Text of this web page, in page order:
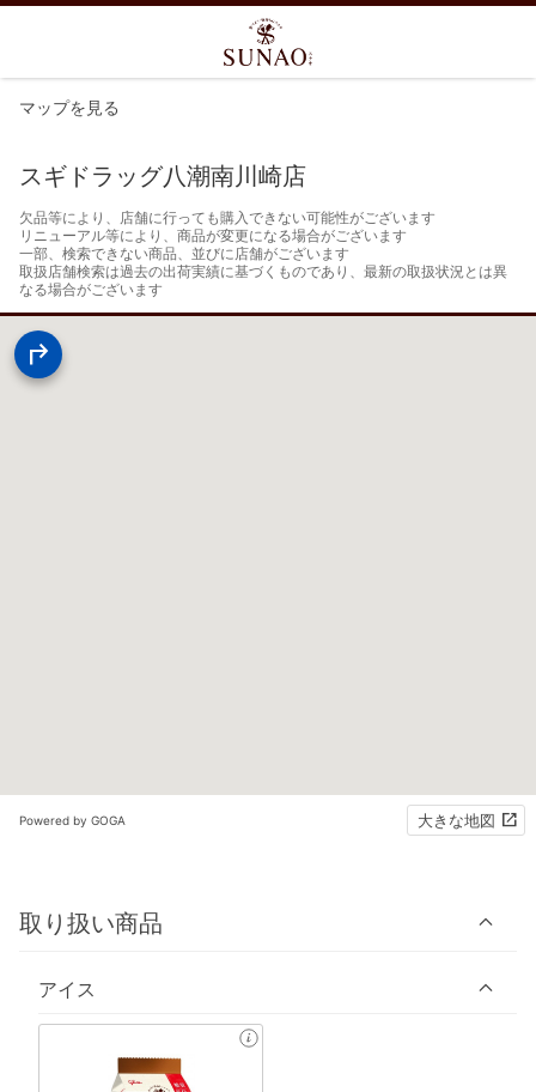
マップを見る
スギドラッグ八潮南川崎店
欠品等により、店舗に行っても購入できない可能性がございます
リニューアル等により、商品が変更になる場合がございます
一部、検索できない商品、並びに店舗がございます
取扱店舗検索は過去の出荷実績に基づくものであり、最新の取扱状況とは異
なる場合がございます
Powered by GOGA 大きな地図
取り扱い商品
アイス